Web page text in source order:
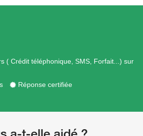
( Crédit téléphonique, SMS, Forfait...) sur
Réponse certifiée